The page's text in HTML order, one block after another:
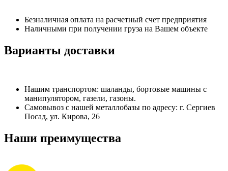
Безналичная оплата на расчетный счет предприятия
Наличными при получении груза на Вашем объекте
Варианты доставки
Нашим транспортом: шаланды, бортовые машины с
манипулятором, газели, газоны.
Самовывоз с нашей металлобазы по адресу: г. Сергиев
Посад, ул. Кирова, 26
Наши преимущества